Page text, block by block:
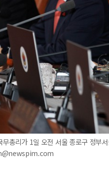
총리가 1일 오전 서울 종로구 정부